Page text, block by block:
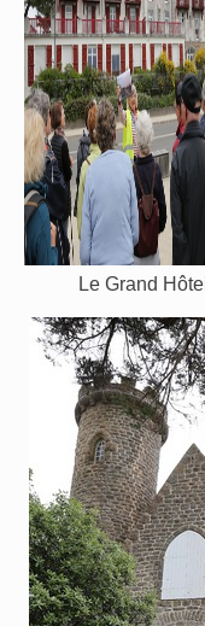
Le Grand Hôtel